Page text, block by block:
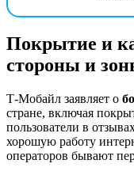
Покрытие и
стороны и
Т-Мобайл заявляет о
стране, включая
пользователи в
хорошую работу
операторов бывают